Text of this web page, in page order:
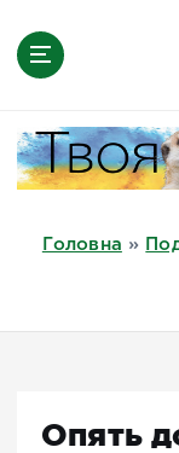
Головна »
Опять